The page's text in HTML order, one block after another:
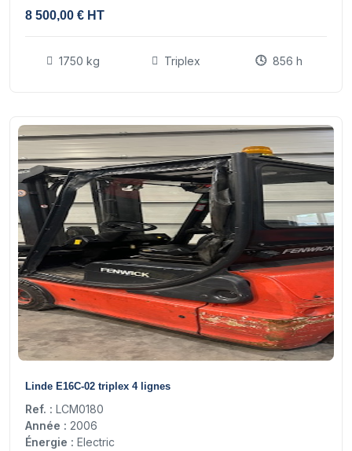
8 500,00 € HT
1750 kg Triplex 856 h
Linde E16C-02 triplex 4 lignes
Ref. : LCM0180
Année : 2006
Énergie : Electric